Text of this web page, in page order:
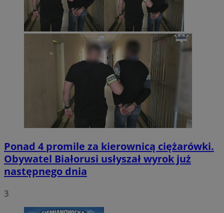
Ponad 4 promile za kierownicą ciężarówki.
Obywatel Białorusi usłyszał wyrok już
następnego dnia
3